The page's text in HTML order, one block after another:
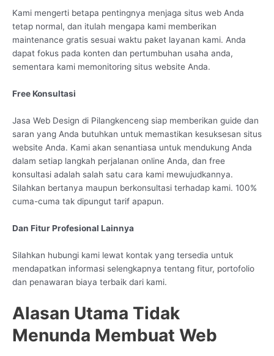
Kami mengerti betapa pentingnya menjaga situs web Anda
tetap normal, dan itulah mengapa kami memberikan
maintenance gratis sesuai waktu paket layanan kami. Anda
dapat fokus pada konten dan pertumbuhan usaha anda,
sementara kami memonitoring situs website Anda.
Free Konsultasi
Jasa Web Design di Pilangkenceng siap memberikan guide dan
saran yang Anda butuhkan untuk memastikan kesuksesan situs
website Anda. Kami akan senantiasa untuk mendukung Anda
dalam setiap langkah perjalanan online Anda, dan free
konsultasi adalah salah satu cara kami mewujudkannya.
Silahkan bertanya maupun berkonsultasi terhadap kami. 100%
cuma-cuma tak dipungut tarif apapun.
Dan Fitur Profesional Lainnya
Silahkan hubungi kami lewat kontak yang tersedia untuk
mendapatkan informasi selengkapnya tentang fitur, portofolio
dan penawaran biaya terbaik dari kami.
Alasan Utama Tidak
Menunda Membuat Web